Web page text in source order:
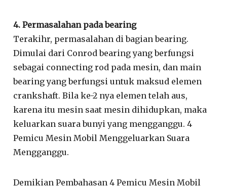
4. Permasalahan pada bearing
Terakihr, permasalahan di bagian bearing.
Dimulai dari Conrod bearing yang berfungsi
sebagai connecting rod pada mesin, dan main
bearing yang berfungsi untuk maksud elemen
crankshaft. Bila ke-2 nya elemen telah aus,
karena itu mesin saat mesin dihidupkan, maka
keluarkan suara bunyi yang mengganggu. 4
Pemicu Mesin Mobil Menggeluarkan Suara
Mengganggu.
Demikian Pembahasan 4 Pemicu Mesin Mobil